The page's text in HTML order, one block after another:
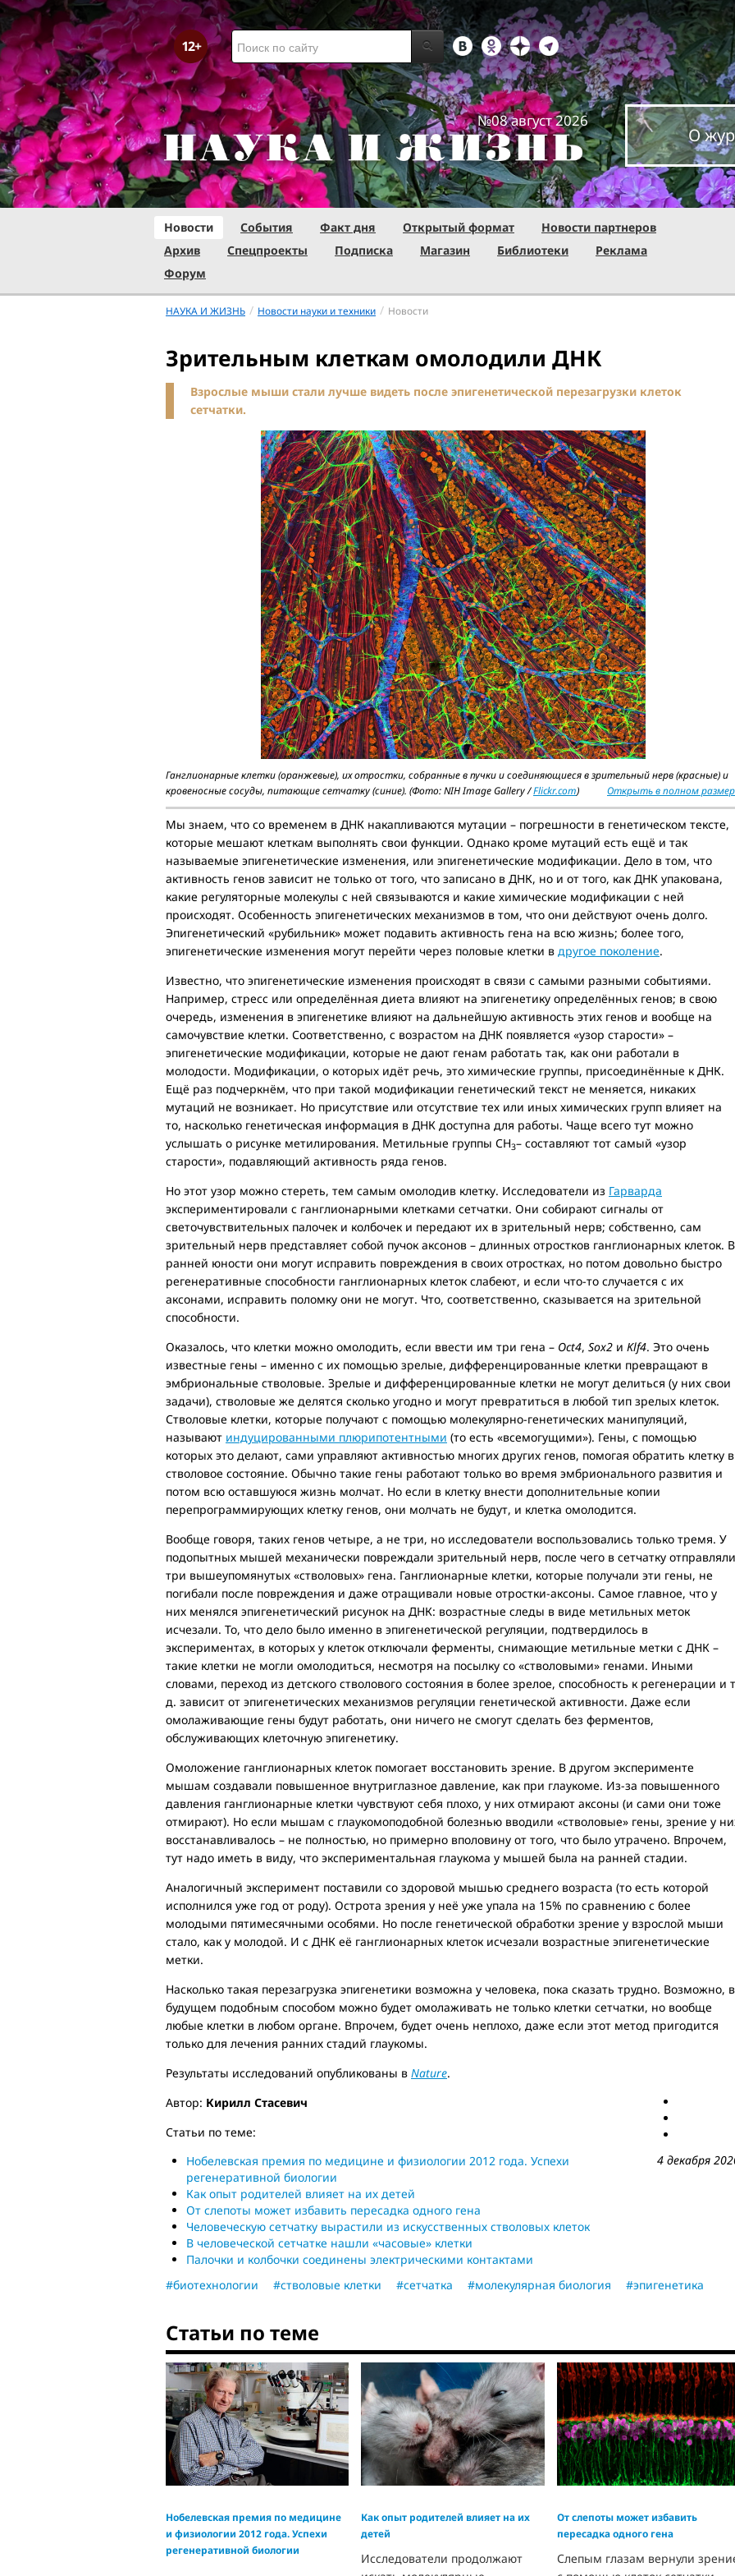
№08 август 2026
О
Новости События Факт дня Открытый формат
Новости партнеров
Архив
Спецпроекты Подписка Магазин Библиотеки
Реклама
Форум
НАУКА И ЖИЗНЬ / Новости науки и техники / Новости
Зрительным клеткам омолодили ДНК
Взрослые мыши стали лучше видеть после эпигенетической перезагрузки клеток
сетчатки.
Ганглионарные клетки (оранжевые), их отростки, собранные в пучки и соединяющиеся в зрительный нерв (красные) и
кровеносные сосуды, питающие сетчатку (синие). (Фото: NIH Image Gallery /Flickr.com) Открыть в полном
Мы знаем, что со временем в ДНК накапливаются мутации – погрешности в генетическом тексте,
которые мешают клеткам выполнять свои функции. Однако кроме мутаций есть ещё и так
называемые эпигенетические изменения, или эпигенетические модификации. Дело в том, что
активность генов зависит не только от того, что записано в ДНК, но и от того, как ДНК упакована,
какие регуляторные молекулы с ней связываются и какие химические модификации с ней
происходят. Особенность эпигенетических механизмов в том, что они действуют очень долго.
Эпигенетический «рубильник» может подавить активность гена на всю жизнь; более того,
эпигенетические изменения могут перейти через половые клетки в другое поколение.
Известно, что эпигенетические изменения происходят в связи с самыми разными событиями.
Например, стресс или определённая диета влияют на эпигенетику определённых генов; в свою
очередь, изменения в эпигенетике влияют на дальнейшую активность этих генов и вообще на
самочувствие клетки. Соответственно, с возрастом на ДНК появляется «узор старости» –
эпигенетические модификации, которые не дают генам работать так, как они работали в
молодости. Модификации, о которых идёт речь, это химические группы, присоединённые к ДНК.
Ещё раз подчеркнём, что при такой модификации генетический текст не меняется, никаких
мутаций не возникает. Но присутствие или отсутствие тех или иных химических групп влияет на
то, насколько генетическая информация в ДНК доступна для работы. Чаще всего тут можно
услышать о рисунке метилирования. Метильные группы СН3– составляют тот самый «узор
старости», подавляющий активность ряда генов.
Но этот узор можно стереть, тем самым омолодив клетку. Исследователи из Гарварда
экспериментировали с ганглионарными клетками сетчатки. Они собирают сигналы от
светочувствительных палочек и колбочек и передают их в зрительный нерв; собственно, сам
зрительный нерв представляет собой пучок аксонов – длинных отростков ганглионарных клеток. В
ранней юности они могут исправить повреждения в своих отростках, но потом довольно быстро
регенеративные способности ганглионарных клеток слабеют, и если что-то случается с их
аксонами, исправить поломку они не могут. Что, соответственно, сказывается на зрительной
способности.
Оказалось, что клетки можно омолодить, если ввести им три гена – Oct4, Sox2 и Klf4. Это очень
известные гены – именно с их помощью зрелые, дифференцированные клетки превращают в
эмбриональные стволовые. Зрелые и дифференцированные клетки не могут делиться (у них свои
задачи), стволовые же делятся сколько угодно и могут превратиться в любой тип зрелых клеток.
Стволовые клетки, которые получают с помощью молекулярно-генетических манипуляций,
называют индуцированными плюрипотентными (то есть «всемогущими»). Гены, с помощью
которых это делают, сами управляют активностью многих других генов, помогая обратить клетку в
стволовое состояние. Обычно такие гены работают только во время эмбрионального развития и
потом всю оставшуюся жизнь молчат. Но если в клетку внести дополнительные копии
перепрограммирующих клетку генов, они молчать не будут, и клетка омолодится.
Вообще говоря, таких генов четыре, а не три, но исследователи воспользовались только тремя. У
подопытных мышей механически повреждали зрительный нерв, после чего в сетчатку отправляли
три вышеупомянутых «стволовых» гена. Ганглионарные клетки, которые получали эти гены, не
погибали после повреждения и даже отращивали новые отростки-аксоны. Самое главное, что у
них менялся эпигенетический рисунок на ДНК: возрастные следы в виде метильных меток
исчезали. То, что дело было именно в эпигенетической регуляции, подтвердилось в
экспериментах, в которых у клеток отключали ферменты, снимающие метильные метки с ДНК –
такие клетки не могли омолодиться, несмотря на посылку со «стволовыми» генами. Иными
словами, переход из детского стволового состояния в более зрелое, способность к регенерации и
д. зависит от эпигенетических механизмов регуляции генетической активности. Даже если
омолаживающие гены будут работать, они ничего не смогут сделать без ферментов,
обслуживающих клеточную эпигенетику.
Омоложение ганглионарных клеток помогает восстановить зрение. В другом эксперименте
мышам создавали повышенное внутриглазное давление, как при глаукоме. Из-за повышенного
давления ганглионарные клетки чувствуют себя плохо, у них отмирают аксоны (и сами они тоже
отмирают). Но если мышам с глаукомоподобной болезнью вводили «стволовые» гены, зрение у
восстанавливалось – не полностью, но примерно вполовину от того, что было утрачено. Впрочем,
тут надо иметь в виду, что экспериментальная глаукома у мышей была на ранней стадии.
Аналогичный эксперимент поставили со здоровой мышью среднего возраста (то есть которой
исполнился уже год от роду). Острота зрения у неё уже упала на 15% по сравнению с более
молодыми пятимесячными особями. Но после генетической обработки зрение у взрослой мыши
стало, как у молодой. И с ДНК её ганглионарных клеток исчезали возрастные эпигенетические
метки.
Насколько такая перезагрузка эпигенетики возможна у человека, пока сказать трудно. Возможно, в
будущем подобным способом можно будет омолаживать не только клетки сетчатки, но вообще
любые клетки в любом органе. Впрочем, будет очень неплохо, даже если этот метод пригодится
только для лечения ранних стадий глаукомы.
Результаты исследований опубликованы в Nature.
4 декабря
Автор: Кирилл Стасевич
Статьи по теме:
Нобелевская премия по медицине и физиологии 2012 года. Успехи
регенеративной биологии
Как опыт родителей влияет на их детей
От слепоты может избавить пересадка одного гена
Человеческую сетчатку вырастили из искусственных стволовых клеток
В человеческой сетчатке нашли «часовые» клетки
Палочки и колбочки соединены электрическими контактами
#биотехнологии
#стволовые клетки #сетчатка #молекулярная биология #эпигенетика
Статьи по теме
Нобелевская премия по медицине
и физиологии 2012 года. Успехи
регенеративной биологии
Как опыт родителей влияет на их
детей
Исследователи продолжают
От слепоты может избавить
пересадка одного гена
Слепым глазам вернули